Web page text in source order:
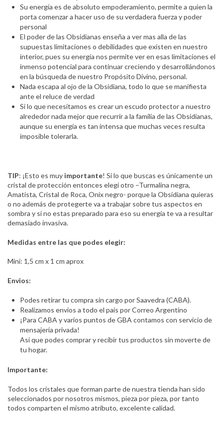
Su energía es de absoluto empoderamiento, permite a quien la
porta comenzar a hacer uso de su verdadera fuerza y poder
personal
El poder de las Obsidianas enseña a ver mas alla de las
supuestas limitaciones o debilidades que existen en nuestro
interior, pues su energía nos permite ver en esas limitaciones el
inmenso potencial para continuar creciendo y desarrollándonos
en la búsqueda de nuestro Propósito Divino, personal.
Nada escapa al ojo de la Obsidiana, todo lo que se manifiesta
ante el reluce de verdad
Si lo que necesitamos es crear un escudo protector a nuestro
alrededor nada mejor que recurrir a la familia de las Obsidianas,
aunque su energía es tan intensa que muchas veces resulta
imposible tolerarla.
TIP: ¡Esto es muy importante! Si lo que buscas es únicamente un
cristal de protección entonces elegi otro –Turmalina negra,
Amatista, Cristal de Roca, Onix negro- porque la Obsidiana quieras
o no además de protegerte va a trabajar sobre tus aspectos en
sombra y si no estas preparado para eso su energía te va a resultar
demasiado invasiva.
Medidas entre las que podes elegir:
Mini: 1,5 cm x 1 cm aprox
Envios:
Podes retirar tu compra sin cargo por Saavedra (CABA).
Realizamos envios a todo el pais por Correo Argentino
¡Para CABA y varios puntos de GBA contamos con servicio de
mensajeria privada!
Asi que podes comprar y recibir tus productos sin moverte de
tu hogar.
Importante:
Todos los cristales que forman parte de nuestra tienda han sido
seleccionados por nosotros mismos, pieza por pieza, por tanto
todos comparten el mismo atributo, excelente calidad.